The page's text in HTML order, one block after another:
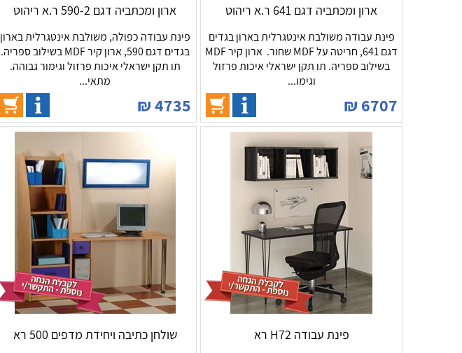
ארון ומכתביה דגם 641 ר.א ריהוט
פינת עבודה משולבת אינטגרלית בארון בגדים
דגם 641, חריטה על MDF שחור. ארון קיר MDF
בשילוב ספריה. תו תקן ישראלי איכות פרזול
וגימו...
6707
₪
ארון ומכתביה דגם 590-2 ר.א ריהוט
פינת עבודה כפולה, משולבת אינטגרלית בארון
בגדים דגם 590, ארון קיר MDF בשילוב ספריה.
תו תקן ישראלי איכות פרזול וגימור גבוהה.
מתאי...
4735
₪
פינת עבודה H72 רא שולחן כתיבה ויחידת מדפים 500 רא